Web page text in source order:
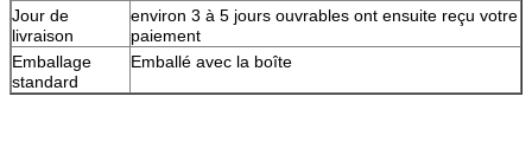
Jour de
livraison
environ 3 à 5 jours ouvrables ont ensuite reçu votre
paiement
Emballage
standard
Emballé avec la boîte